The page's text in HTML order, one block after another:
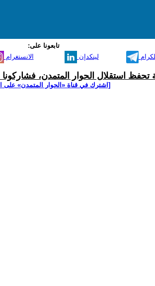
تابعونا على:
الانستغرام لينكدإن
تحفظ استقلال الحوار المتمدن،
[اشترك في قناة ‫«الحوار المتمدن» على